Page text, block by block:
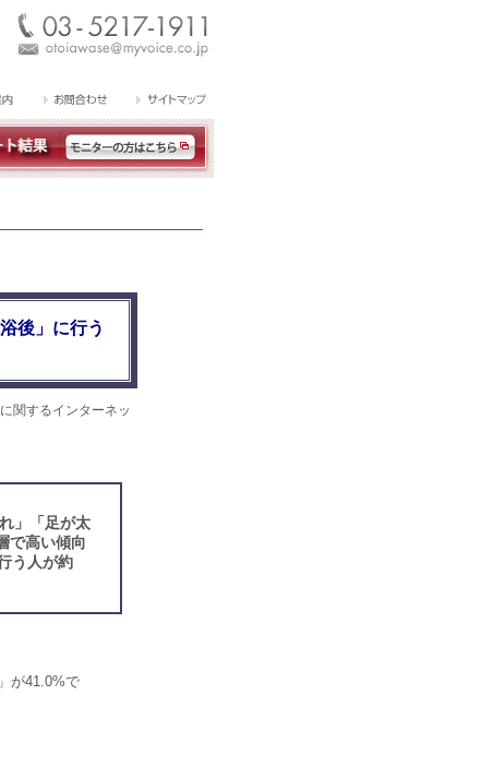
後」に行う
関するインターネッ
」「足が太
で高い傾向
う人が約
が41.0%で